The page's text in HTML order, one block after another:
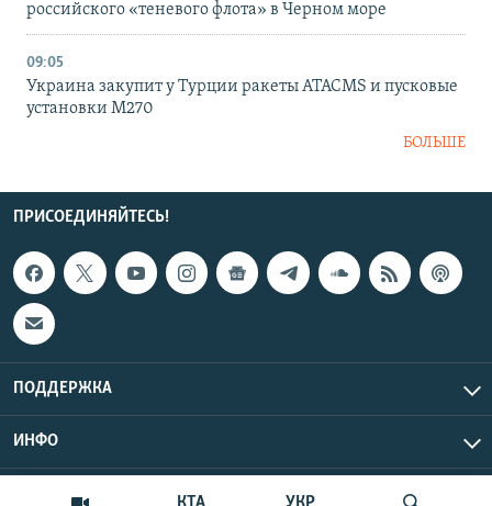
российского «теневого флота» в Черном море
09:05
Украина закупит у Турции ракеты ATACMS и пусковые
установки M270
БОЛЬШЕ
ПРИСОЕДИНЯЙТЕСЬ!
ПОДДЕРЖКА
ИНФО
Copyright Крым.Реалии, 2026 | Все права защищены.
UTC+3